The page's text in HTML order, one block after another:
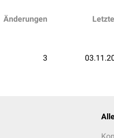
Änderungen
3